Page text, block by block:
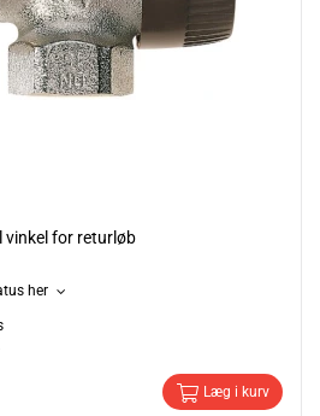
vinkel for returløb
her
Læg i kurv